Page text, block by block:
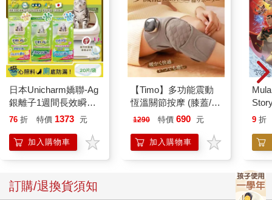
日本Unicharm嬌聯-Ag
銀離子1週間長效瞬吸
乾爽寵物消臭大師貓尿
防滲漏貓尿布/可觀察
尿色貓潔墊補充包/本
76 折 特價 1373 元
加入購物車
【Timo】多功能震動
恆溫關節按摩 (膝蓋/
肩/手肘通用) 無線充電
膝熱敷 【單入組】
1290 特價 690 元
加入購物車
9 折
訂購/退換貨須知